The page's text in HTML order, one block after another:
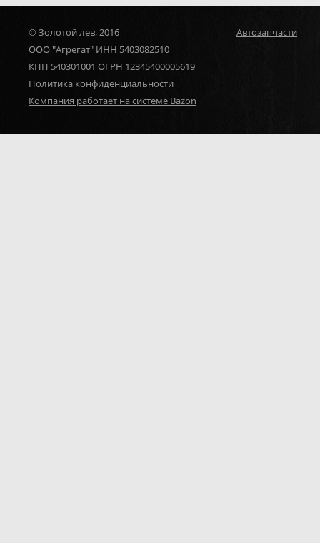
© Золотой лев, 2016
ООО "Агрегат" ИНН 5403082510
КПП 540301001 ОГРН 12345400005619
Политика конфиденциальности
Компания работает на системе Bazon
Автозапчасти